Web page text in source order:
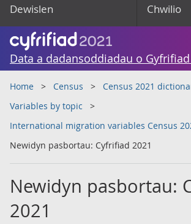
Dewislen Chwilio
Data a dadansoddiadau o Gyfrifiad
Home Census
Census 2021
Variables by topic
International migration variables Census
Newidyn pasbortau: Cyfrifiad 2021
Newidyn pasbortau:
2021